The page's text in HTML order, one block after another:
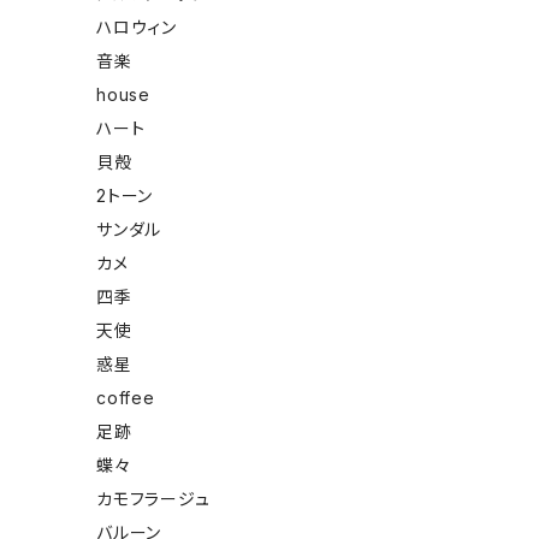
ハロウィン
音楽
house
ハート
貝殻
2トーン
サンダル
カメ
四季
天使
惑星
coffee
足跡
蝶々
カモフラージュ
バルーン